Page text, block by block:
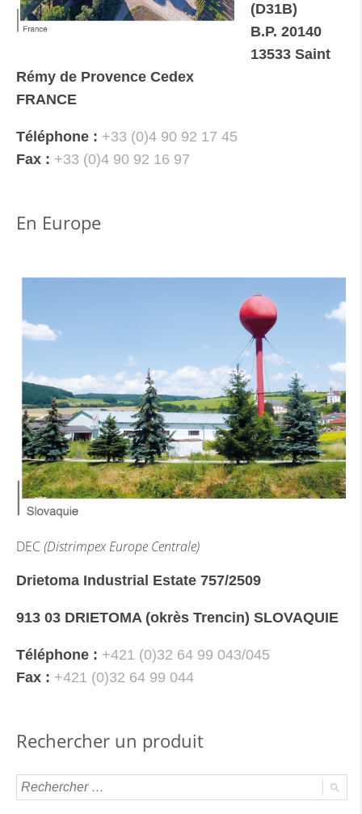
(D31B)
B.P. 20140
13533 Saint
Rémy de Provence Cedex
FRANCE
Téléphone : +33 (0)4 90 92 17 45
Fax : +33 (0)4 90 92 16 97
En Europe
DEC(Distrimpex Europe Centrale)
Drietoma Industrial Estate 757/2509
913 03 DRIETOMA (okrès Trencin) SLOVAQUIE
Téléphone : +421 (0)32 64 99 043/045
Fax : +421 (0)32 64 99 044
Rechercher un produit